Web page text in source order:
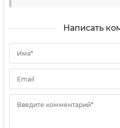
Написать
Имя*
Email
Введите комментарий*